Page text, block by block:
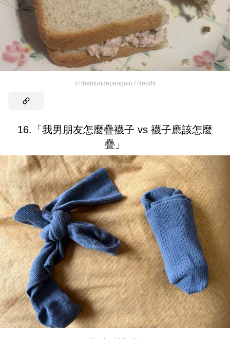
© theblondepenguin / Reddit
16.「我男朋友怎麼疊襪子 vs 襪子應該怎麼
疊」